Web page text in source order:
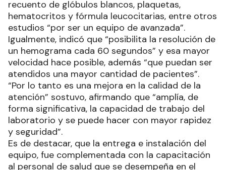
tecnología, que efectúa la medición y el recuento
de las células sanguíneas”.
Amplió que, permite realizar hemogramas,
recuento de glóbulos blancos, plaquetas,
hematocritos y fórmula leucocitarias, entre otros
estudios “por ser un equipo de avanzada”.
Igualmente, indicó que “posibilita la resolución de
un hemograma cada 60 segundos” y esa mayor
velocidad hace posible, además “que puedan ser
atendidos una mayor cantidad de pacientes”.
“Por lo tanto es una mejora en la calidad de la
atención” sostuvo, afirmando que “amplía, de
forma significativa, la capacidad de trabajo del
laboratorio y se puede hacer con mayor rapidez